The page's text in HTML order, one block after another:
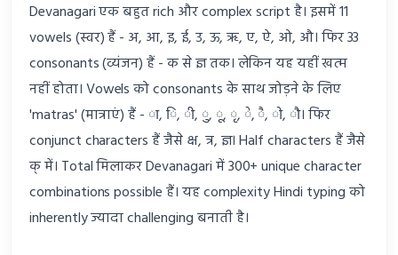
Devanagari एक बहुत rich और complex script है। इसमें 11
vowels (स्वर) हैं - अ, आ, इ, ई, उ, ऊ, ऋ, ए, ऐ, ओ, औ। फिर 33
consonants (व्यंजन) हैं - क से ज्ञ तक। लेकिन यह यहीं खत्म
नहीं होता। Vowels को consonants के साथ जोड़ने के लिए
'matras' (मात्राएं) हैं - ा, ि, ी, ु, ू, ृ, े, ै, ो, ौ। फिर
conjunct characters हैं जैसे क्ष, त्र, ज्ञ। Half characters हैं जैसे
क् में। Total मिलाकर Devanagari में 300+ unique character
combinations possible हैं। यह complexity Hindi typing को
inherently ज्यादा challenging बनाती है।